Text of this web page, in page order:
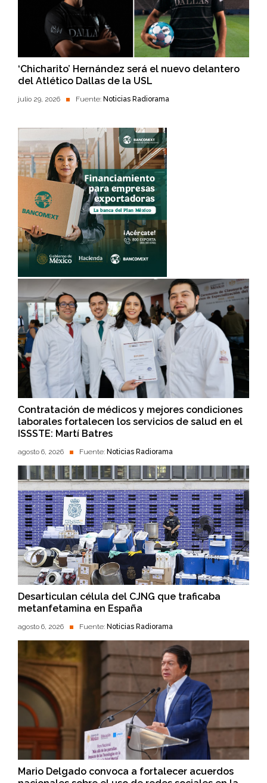
‘Chicharito’ Hernández será el nuevo delantero
del Atlético Dallas de la USL
julio 29, 2026 Fuente: Noticias Radiorama
Contratación de médicos y mejores condiciones
laborales fortalecen los servicios de salud en el
ISSSTE: Martí Batres
agosto 6, 2026 Fuente: Noticias Radiorama
Desarticulan célula del CJNG que traficaba
metanfetamina en España
agosto 6, 2026 Fuente: Noticias Radiorama
Mario Delgado convoca a fortalecer acuerdos